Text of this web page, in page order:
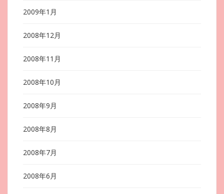
2009年1月
2008年12月
2008年11月
2008年10月
2008年9月
2008年8月
2008年7月
2008年6月